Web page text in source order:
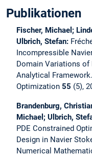
Publikationen
Fischer, Michael;
Ulbrich, Stefan:
Incompressible
Domain Variations of
Analytical Framework.
Optimization 55 (5),
Brandenburg,
Michael; Ulbrich,
PDE Constrained
Design in Navier
Numerical